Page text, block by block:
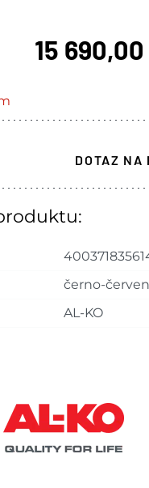
15 690,00
DOTAZ NA
černo-
AL-KO